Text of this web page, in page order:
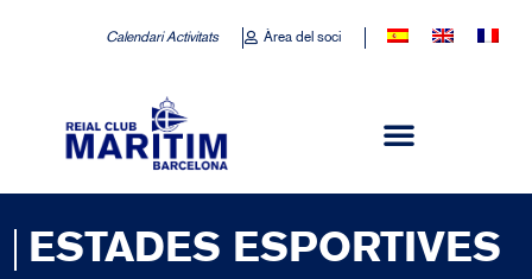
Calendari Activitats Àrea del soci
ESTADES ESPORTIVES